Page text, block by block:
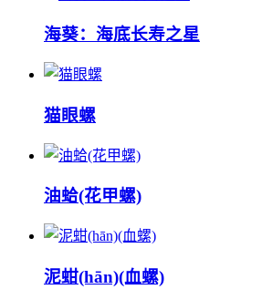
海葵：海底长寿之星
猫眼螺
油蛤(花甲螺)
泥蚶(hān)(血螺)